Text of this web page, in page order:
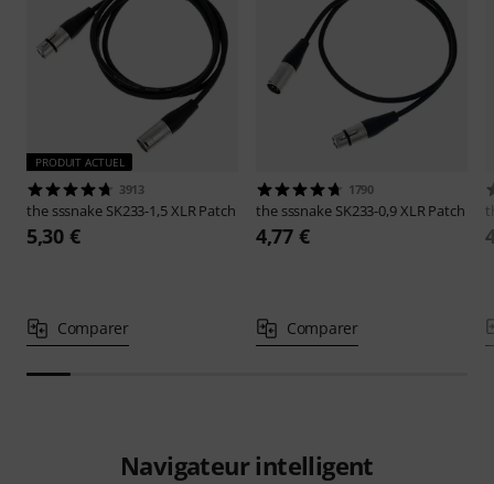
PRODUIT ACTUEL
3913
the sssnake SK233-1,5 XLR Patch
5,30 €
Comparer
1790
the sssnake SK233-0,9 XLR Patch
4,77 €
Comparer
Navigateur intelligent